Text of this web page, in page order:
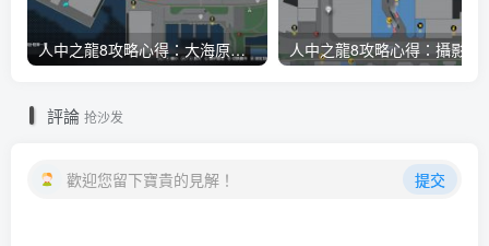
人中之龍8攻略心得：大海原證照學校21張證照必勝法 全考題200題答案整理
評論 抢沙发
歡迎您留下寶貴的見解！ 提交